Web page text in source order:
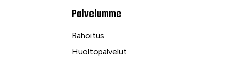
Palvelumme
Rahoitus
Huoltopalvelut